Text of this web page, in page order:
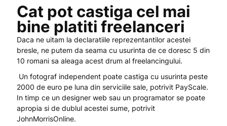
Cat pot castiga cel mai
bine platiti freelanceri
Daca ne uitam la declaratiile reprezentantilor acestei
bresle, ne putem da seama cu usurinta de ce doresc 5 din
10 romani sa aleaga acest drum al freelancingului.
Un fotograf independent poate castiga cu usurinta peste
2000 de euro pe luna din serviciile sale, potrivit PayScale.
In timp ce un designer web sau un programator se poate
apropia si de dublul acestei sume, potrivit
JohnMorrisOnline.